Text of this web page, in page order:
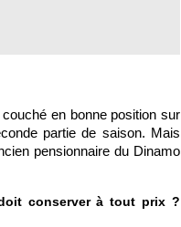
en bonne position sur
partie de saison. Mais
pensionnaire du Dinamo
conserver à tout prix ?